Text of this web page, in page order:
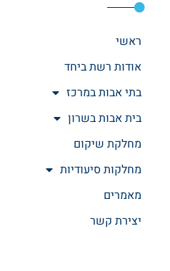
ראשי
אודות רשת ביחד
בתי אבות במרכז
בית אבות בשרון
מחלקת שיקום
מחלקות סיעודיות
מאמרים
יצירת קשר